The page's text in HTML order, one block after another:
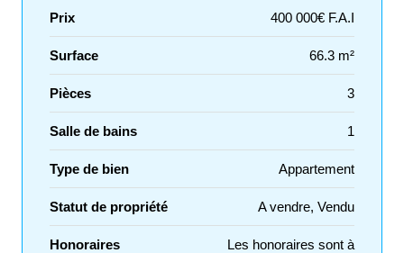
Prix 400 000€ F.A.I
Surface 66.3 m²
Pièces 3
Salle de bains 1
Type de bien Appartement
Statut de propriété A vendre, Vendu
Honoraires
Les honoraires sont à